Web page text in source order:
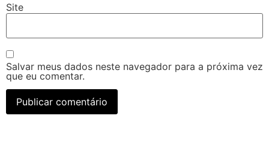
Site
Salvar meus dados neste navegador para a próxima vez
que eu comentar.